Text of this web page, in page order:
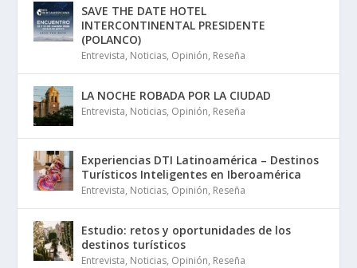
SAVE THE DATE HOTEL
INTERCONTINENTAL PRESIDENTE
(POLANCO)
Entrevista, Noticias, Opinión, Reseña
LA NOCHE ROBADA POR LA CIUDAD
Entrevista, Noticias, Opinión, Reseña
Experiencias DTI Latinoamérica – Destinos
Turísticos Inteligentes en Iberoamérica
Entrevista, Noticias, Opinión, Reseña
Estudio: retos y oportunidades de los
destinos turísticos
Entrevista, Noticias, Opinión, Reseña